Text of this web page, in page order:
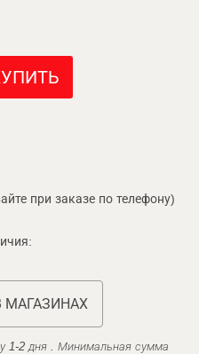
при заказе по телефону)
МАГАЗИНАХ
1-2 дня . Минимальная сумма